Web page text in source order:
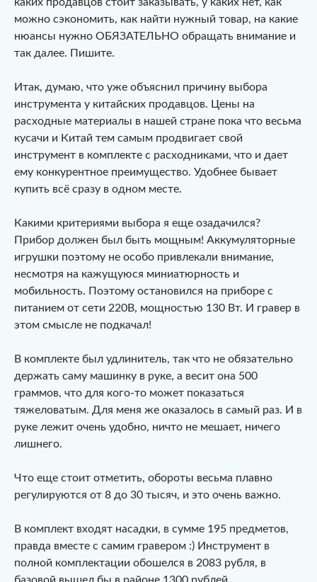
можно сэкономить, как найти нужный товар, на какие
нюансы нужно ОБЯЗАТЕЛЬНО обращать внимание и
так далее. Пишите.
Итак, думаю, что уже объяснил причину выбора
инструмента у китайских продавцов. Цены на
расходные материалы в нашей стране пока что весьма
кусачи и Китай тем самым продвигает свой
инструмент в комплекте с расходниками, что и дает
ему конкурентное преимущество. Удобнее бывает
купить всё сразу в одном месте.
Какими критериями выбора я еще озадачился?
Прибор должен был быть мощным! Аккумуляторные
игрушки поэтому не особо привлекали внимание,
несмотря на кажущуюся миниатюрность и
мобильность. Поэтому остановился на приборе с
питанием от сети 220В, мощностью 130 Вт. И гравер в
этом смысле не подкачал!
В комплекте был удлинитель, так что не обязательно
держать саму машинку в руке, а весит она 500
граммов, что для кого-то может показаться
тяжеловатым. Для меня же оказалось в самый раз. И в
руке лежит очень удобно, ничто не мешает, ничего
лишнего.
Что еще стоит отметить, обороты весьма плавно
регулируются от 8 до 30 тысяч, и это очень важно.
В комплект входят насадки, в сумме 195 предметов,
правда вместе с самим гравером :) Инструмент в
полной комплектации обошелся в 2083 рубля, в
базовой вышел бы в районе 1300 рублей.